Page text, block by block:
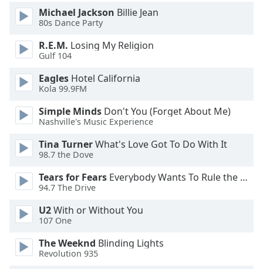
window.
Beginning
window.
Escape
cancel
close
window.
Color
Opacity
Michael Jackson Billie Jean
80s Dance Party
R.E.M. Losing My Religion
Gulf 104
Eagles Hotel California
Kola 99.9FM
Simple Minds Don't You (Forget About Me)
Nashville's Music Experience
Tina TurnerWhat's Love Got To Do With It
98.7 the Dove
Tears for Fears Everybody Wants To Rule the World
94.7 The Drive
U2With or Without You
107 One
The Weeknd Blinding Lights
Revolution 935